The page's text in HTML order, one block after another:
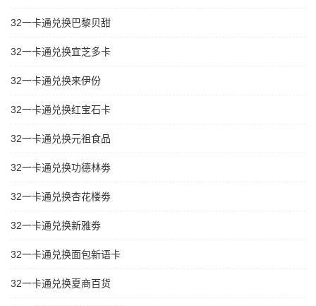
32一卡通兑换巴黎贝甜
32一卡通兑换宜芝多卡
32一卡通兑换来伊份
32一卡通兑换红宝石卡
32一卡通兑换元祖食品
32一卡通兑换功德林劵
32一卡通兑换杏花楼劵
32一卡通兑换新雅劵
32一卡通兑换面包新语卡
32一卡通兑换夏商百货